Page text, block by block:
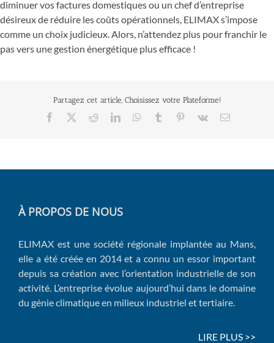
diminuer vos factures domestiques ou un chef d’entreprise
désireux de réduire les coûts opérationnels, ELIMAX s’impose
comme un choix judicieux. Alors, n’attendez plus pour franchir le
pas vers une gestion énergétique plus efficace !
Partagez cet article, Choisissez votre Plateforme!
Facebook RedditLinkedInWhatsApp
Tumblr Pinterest
Vk Email
À PROPOS DE NOUS
ELIMAX est une société régionale implantée au Mans,
elle a été créée en 2014 et a connu un essor important
depuis sa création avec l’orientation industrielle de son
activité. L’entreprise évolue aujourd’hui dans le domaine
du génie climatique en milieux industriel et tertiaire.
LIRE PLUS >>